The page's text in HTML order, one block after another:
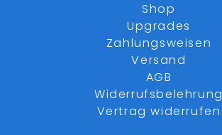
Shop
Upgrades
Zahlungsweisen
Versand
AGB
Widerrufsbelehrung
Vertrag widerrufen